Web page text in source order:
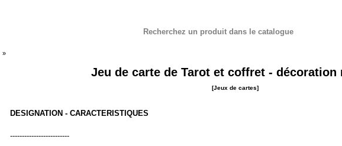
Recherchez un produit dans le catalogue
»
Jeu de carte de Tarot et coffret - décoration
[Jeux de cartes]
DESIGNATION - CARACTERISTIQUES
-------------------------